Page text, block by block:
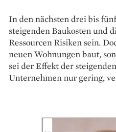
In den nächsten drei bis
steigenden Baukosten und
Ressourcen Risiken sein.
neuen Wohnungen baut,
sei der Effekt der
Unternehmen nur gering,